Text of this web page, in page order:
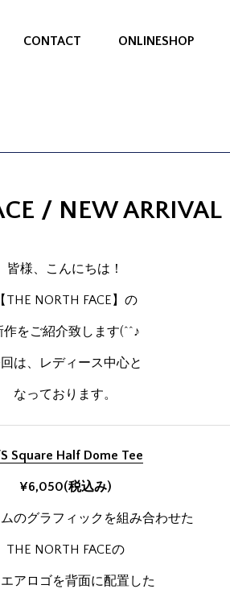
CONTACT ONLINESHOP
/ NEW ARRIVAL
皆様、こんにちは！
【THE NORTH FACE】の
作をご紹介致します(^^♪
は、レディース中心と
なっております。
Square Half Dome Tee
¥6,050(税込み)
のグラフィックを組み合わせた
THE NORTH FACEの
アロゴを背面に配置した